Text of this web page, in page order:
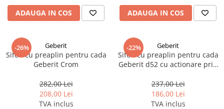
ADAUGA IN COS ADAUGA IN COS
-26% Geberit
Sifon cu preaplin pentru cada
Geberit Crom
282,00 Lei
208,00 Lei
TVA inclus
-22% Geberit
Sifon cu preaplin pentru cada
Geberit d52 cu actionare prin
237,00 Lei
186,00 Lei
TVA inclus